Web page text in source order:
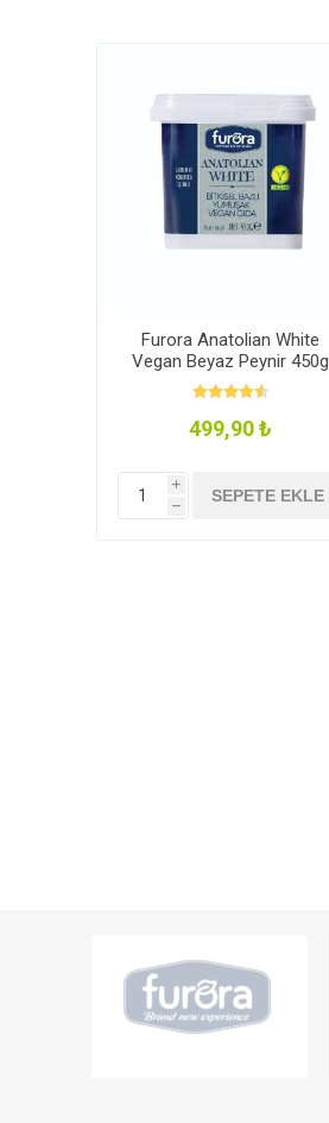
Furora Anatolian White
Vegan Beyaz Peynir 450g
499,90 ₺
i
h
SEPETE EKLE